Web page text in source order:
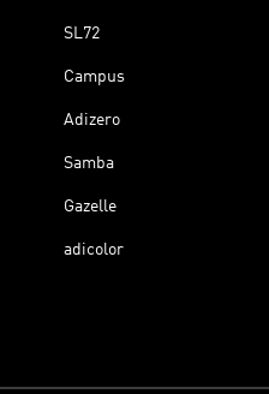
SL72
Campus
Adizero
Samba
Gazelle
adicolor